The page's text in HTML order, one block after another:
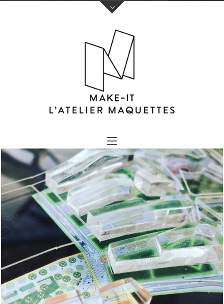
Votre nom (obligatoire)
Votre e-mail (obligatoire)
Sujet
Votre message